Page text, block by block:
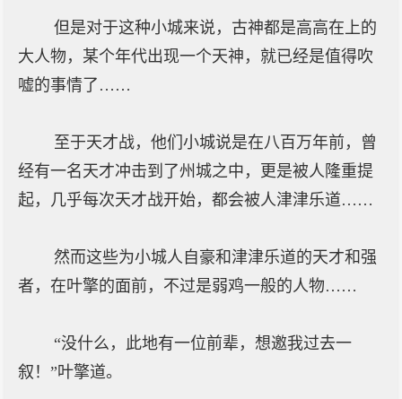
但是对于这种小城来说，古神都是高高在上的
大人物，某个年代出现一个天神，就已经是值得吹
嘘的事情了……
至于天才战，他们小城说是在八百万年前，曾
经有一名天才冲击到了州城之中，更是被人隆重提
起，几乎每次天才战开始，都会被人津津乐道……
然而这些为小城人自豪和津津乐道的天才和强
者，在叶擎的面前，不过是弱鸡一般的人物……
“没什么，此地有一位前辈，想邀我过去一
叙！”叶擎道。